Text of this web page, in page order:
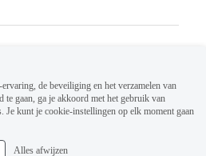
de beveiliging en het verzamelen van
te gaan, ga je akkoord met het gebruik van
Je kunt je cookie-instellingen op elk moment gaan
Alles afwijzen